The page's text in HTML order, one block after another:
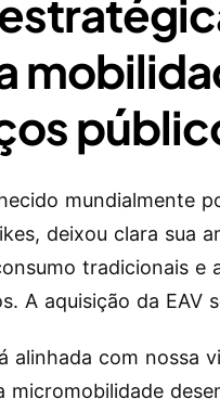
mundialmente
deixou clara sua
tradicionais e
A aquisição da EAV
alinhada com nossa
micromobilidade